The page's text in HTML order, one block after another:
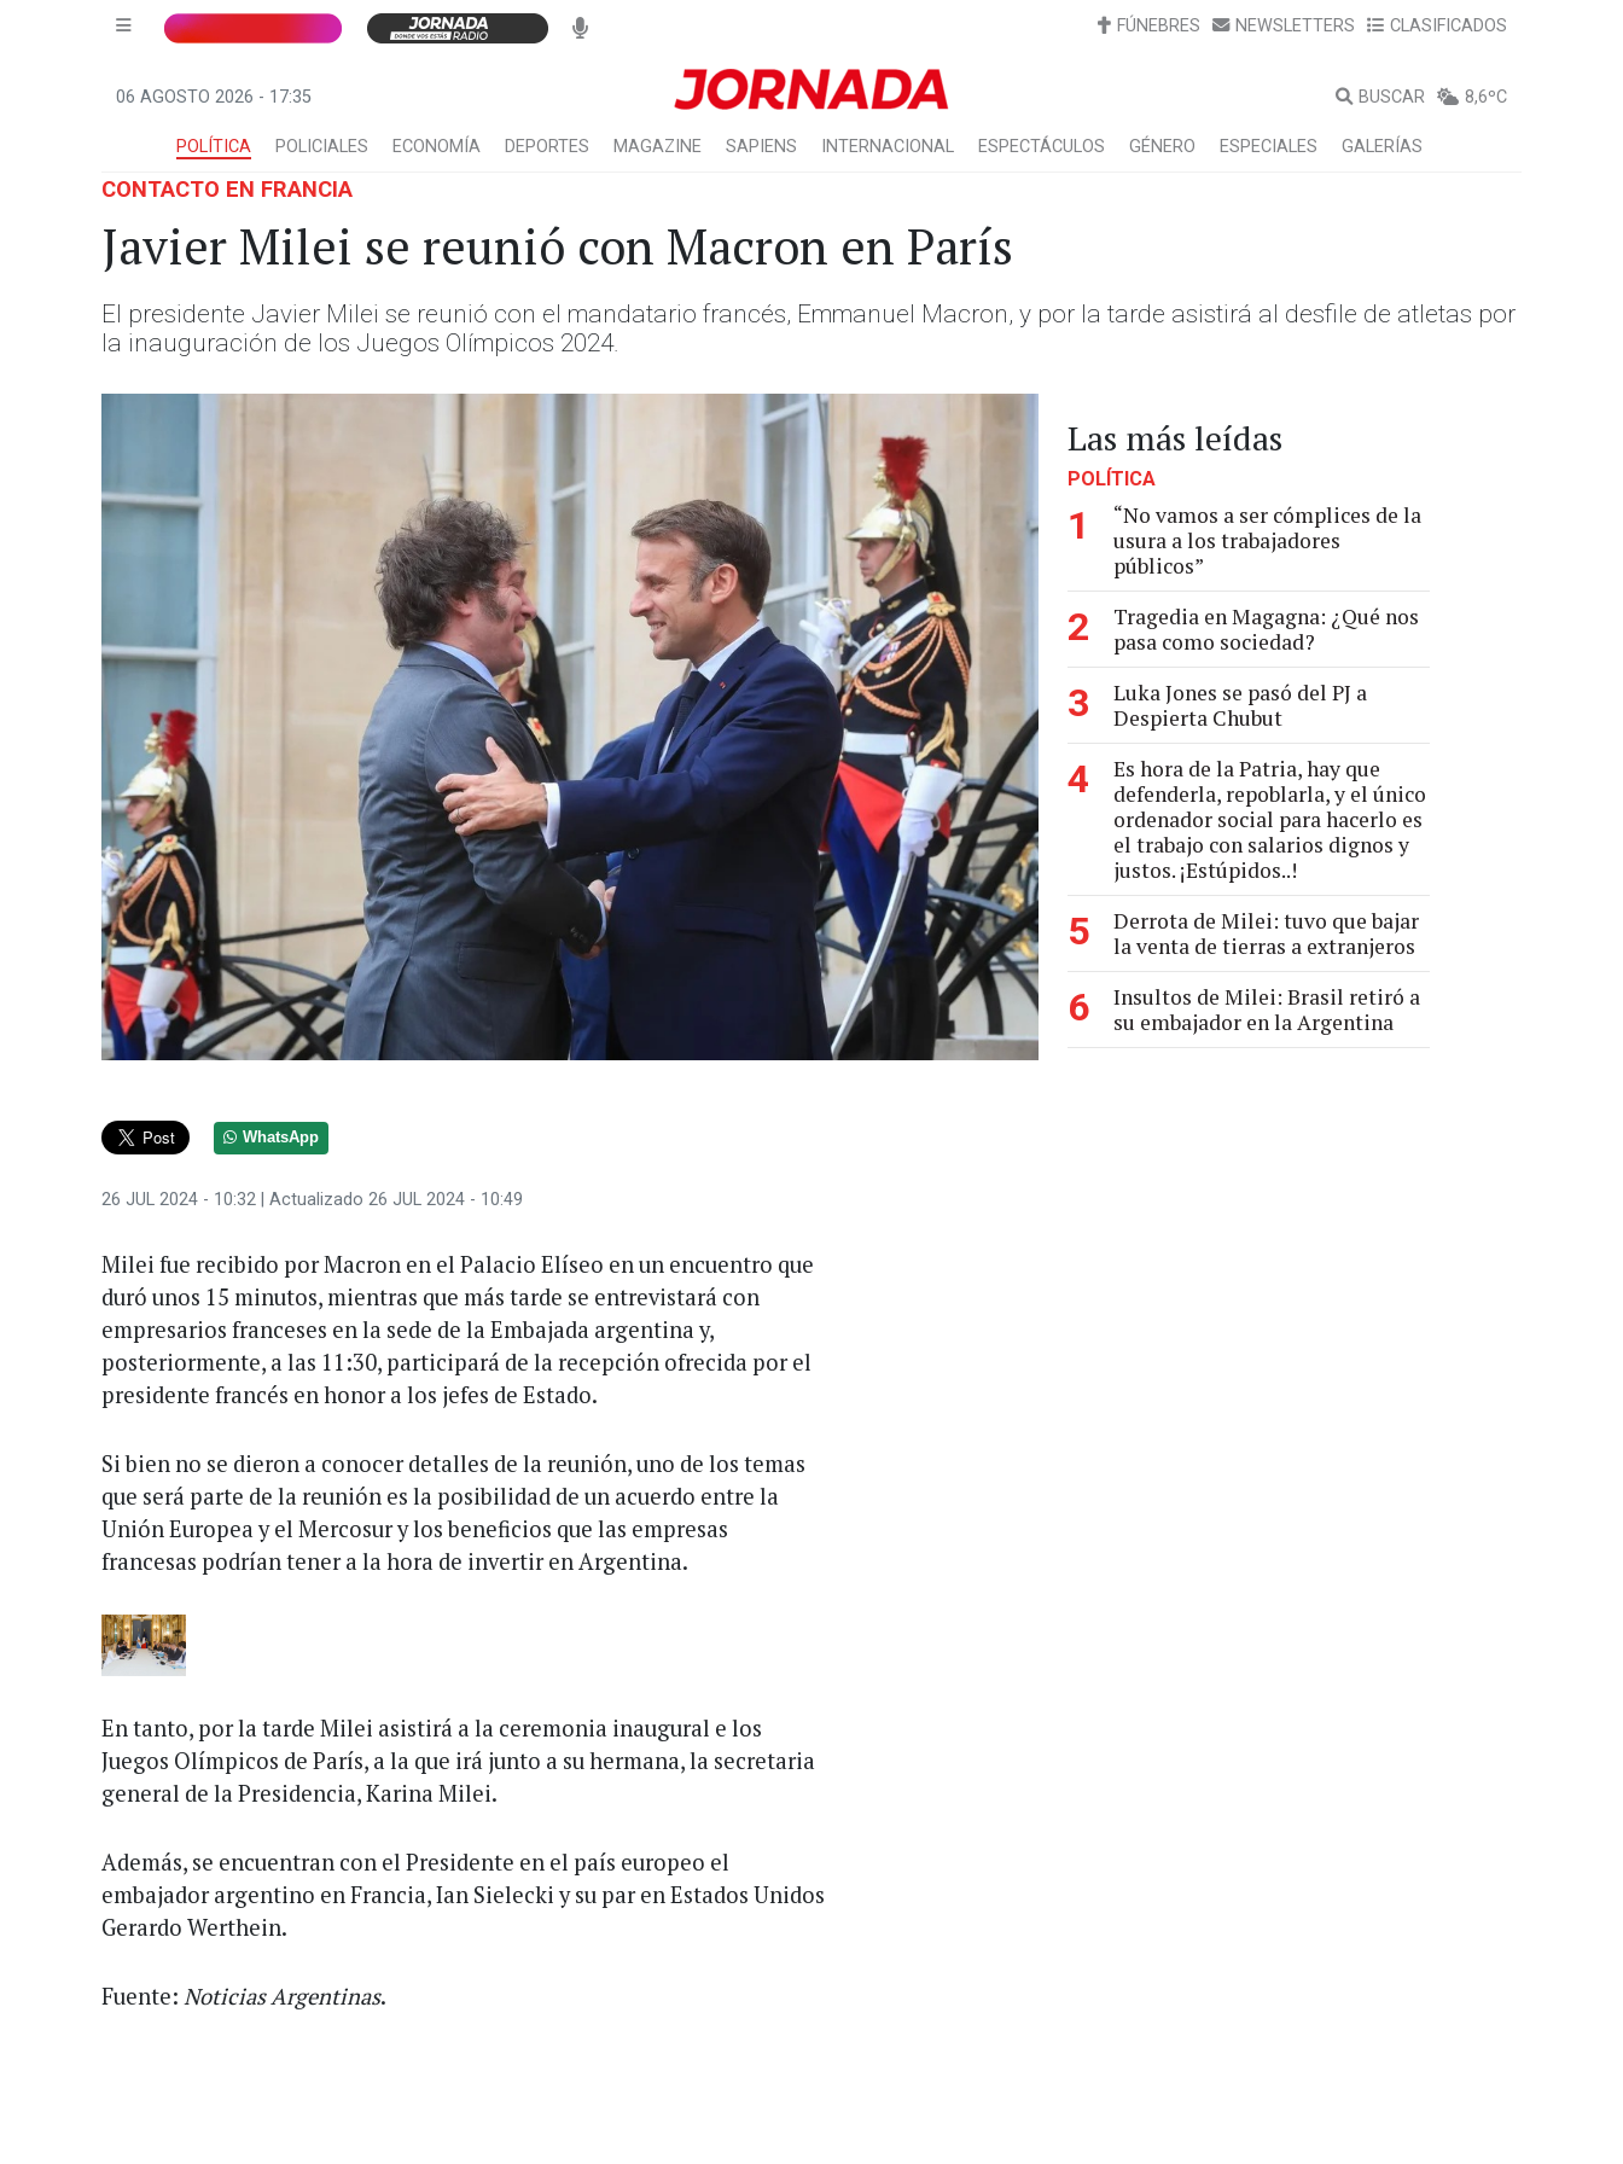
FÚNEBRES NEWSLETTERS CLASIFICADOS
06 AGOSTO 2026 - 17:35 BUSCAR 8,6ºC
POLÍTICA POLICIALES ECONOMÍA DEPORTES MAGAZINE SAPIENS INTERNACIONAL ESPECTÁCULOS GÉNERO ESPECIALES GALERÍAS
CONTACTO EN FRANCIA
Javier Milei se reunió con Macron en París
El presidente Javier Milei se reunió con el mandatario francés, Emmanuel Macron, y por la tarde asistirá al desfile de atletas por
la inauguración de los Juegos Olímpicos 2024.
WhatsApp
26 JUL 2024 - 10:32 | Actualizado 26 JUL 2024 - 10:49
Milei fue recibido por Macron en el Palacio Elíseo en un encuentro que
duró unos 15 minutos, mientras que más tarde se entrevistará con
empresarios franceses en la sede de la Embajada argentina y,
posteriormente, a las 11:30, participará de la recepción ofrecida por el
presidente francés en honor a los jefes de Estado.
Si bien no se dieron a conocer detalles de la reunión, uno de los temas
que será parte de la reunión es la posibilidad de un acuerdo entre la
Unión Europea y el Mercosur y los beneficios que las empresas
francesas podrían tener a la hora de invertir en Argentina.
En tanto, por la tarde Milei asistirá a la ceremonia inaugural e los
Juegos Olímpicos de París, a la que irá junto a su hermana, la secretaria
general de la Presidencia, Karina Milei.
Además, se encuentran con el Presidente en el país europeo el
embajador argentino en Francia, Ian Sielecki y su par en Estados Unidos
Gerardo Werthein.
Fuente: Noticias Argentinas.
Las más leídas
POLÍTICA
1
“No vamos a ser cómplices de la
usura a los trabajadores
públicos”
2
Tragedia en Magagna: ¿Qué nos
pasa como sociedad?
3
Luka Jones se pasó del PJ a
Despierta Chubut
4
Es hora de la Patria, hay que
defenderla, repoblarla, y el único
ordenador social para hacerlo es
el trabajo con salarios dignos y
justos. ¡Estúpidos..!
5
Derrota de Milei: tuvo que bajar
la venta de tierras a extranjeros
6
Insultos de Milei: Brasil retiró a
su embajador en la Argentina